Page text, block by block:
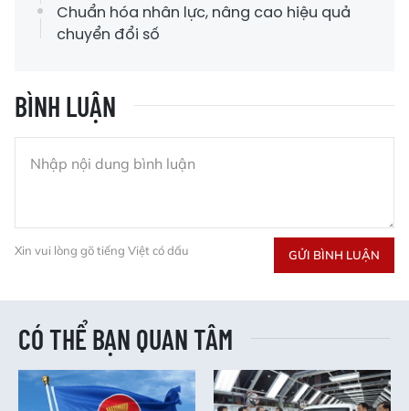
Chuẩn hóa nhân lực, nâng cao hiệu quả
chuyển đổi số
BÌNH LUẬN
Xin vui lòng gõ tiếng Việt có dấu GỬI BÌNH LUẬN
CÓ THỂ BẠN QUAN TÂM